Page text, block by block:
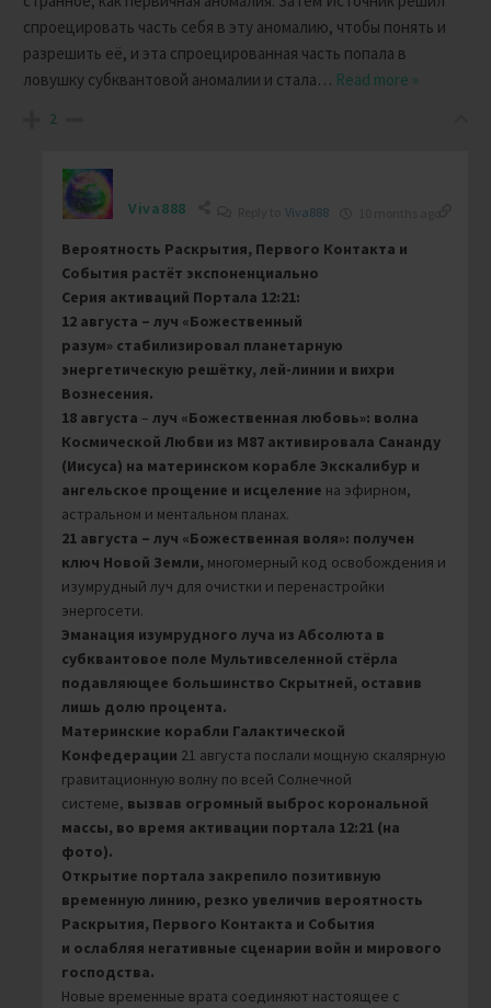
спроецировать часть себя в эту аномалию, чтобы понять и
разрешить её, и эта спроецированная часть попала в
ловушку субквантовой аномалии и стала… Read more »
2
Viva888 Viva888
Вероятность Раскрытия, Первого Контакта и
События растёт экспоненциально
Серия активаций Портала 12:21:
12 августа – луч «Божественный
разум» стабилизировал планетарную
энергетическую решётку, лей-линии и вихри
Вознесения.
18 августа – луч «Божественная любовь»: волна
Космической Любви из M87 активировала Сананду
(Иисуса) на материнском корабле Экскалибур и
ангельское прощение и исцеление на эфирном,
астральном и ментальном планах.
21 августа – луч «Божественная воля»: получен
ключ Новой Земли, многомерный код освобождения и
изумрудный луч для очистки и перенастройки
энергосети.
Эманация изумрудного луча из Абсолюта в
субквантовое поле Мультивселенной стёрла
подавляющее большинство Скрытней, оставив
лишь долю процента.
Материнские корабли Галактической
Конфедерации 21 августа послали мощную скалярную
гравитационную волну по всей Солнечной
системе, вызвав огромный выброс корональной
массы, во время активации портала 12:21 (на
фото).
Открытие портала закрепило позитивную
временную линию, резко увеличив вероятность
Раскрытия, Первого Контакта и События
и ослабляя негативные сценарии войн и мирового
господства.
Новые временные врата соединяют настоящее с